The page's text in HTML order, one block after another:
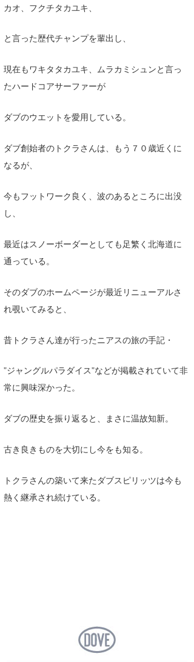
カオ、フクチタカユキ、
と言った歴代チャンプを輩出し、
現在もワキタタカユキ、ムラカミシュンと言っ
たハードコアサーファーが
ダブのウエットを愛用している。
ダブ創始者のトクラさんは、もう７０歳近くに
なるが、
今もフットワーク良く、波のあるところに出没
し、
最近はスノーボーダーとしても足繁く北海道に
通っている。
そのダブのホームページが最近リニューアルさ
れ覗いてみると、
昔トクラさん達が行ったニアスの旅の手記・
”ジャングルパラダイス”などが掲載されていて非
常に興味深かった。
ダブの歴史を振り返ると、まさに温故知新。
古き良きものを大切にし今をも知る。
トクラさんの築いて来たダブスピリッツは今も
熱く継承され続けている。
上條将美
唐澤予報士
ゴン
米山予報士
Romisea